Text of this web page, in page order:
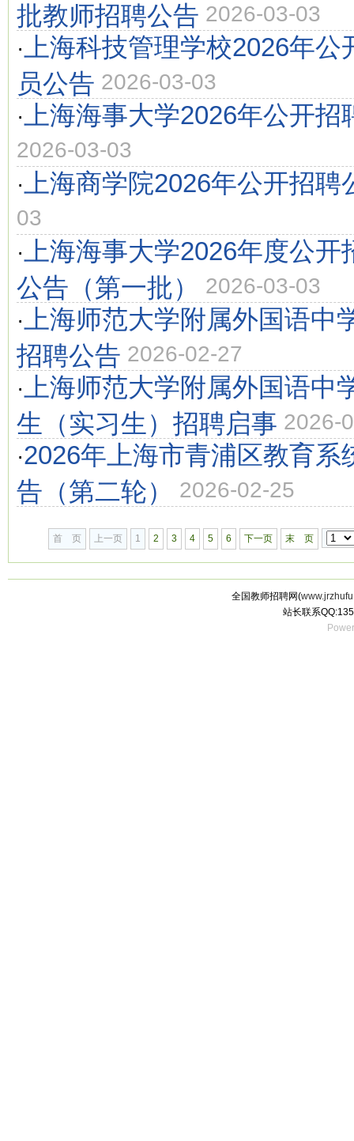
批教师招聘公告 2026-03-03
·
上海科技管理学校2026年
员公告 2026-03-03
·
上海海事大学2026年公开
2026-03-03
·
上海商学院2026年公开招聘
03
·
上海海事大学2026年度公
公告（第一批）
2026-03-03
·
上海师范大学附属外国语中
招聘公告 2026-02-27
·
上海师范大学附属外国语中
生（实习生）招聘启事 2026-
·2026年上海市青浦区教育系
告（第二轮） 2026-02-25
首 页 上一页 1 2 3 4 5 6 下一页 末 页
全国教师招聘网(
站长联系